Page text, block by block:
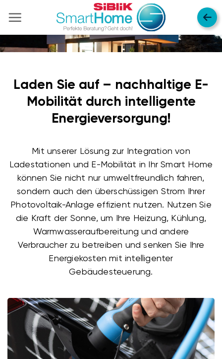
Inhalt
springen
Laden Sie auf – nachhaltige E-
Mobilität durch intelligente
Energieversorgung!
Mit unserer Lösung zur Integration von
Ladestationen und E-Mobilität in Ihr Smart Home
können Sie nicht nur umweltfreundlich fahren,
sondern auch den überschüssigen Strom Ihrer
Photovoltaik-Anlage effizient nutzen. Nutzen Sie
die Kraft der Sonne, um Ihre Heizung, Kühlung,
Warmwasseraufbereitung und andere
Verbraucher zu betreiben und senken Sie Ihre
Energiekosten mit intelligenter
Gebäudesteuerung.